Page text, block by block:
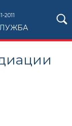
2011